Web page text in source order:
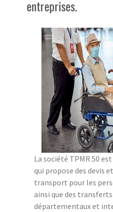
entreprises.
La société TPMR 50
qui propose des devis
transport pour les
ainsi que des
départementaux et